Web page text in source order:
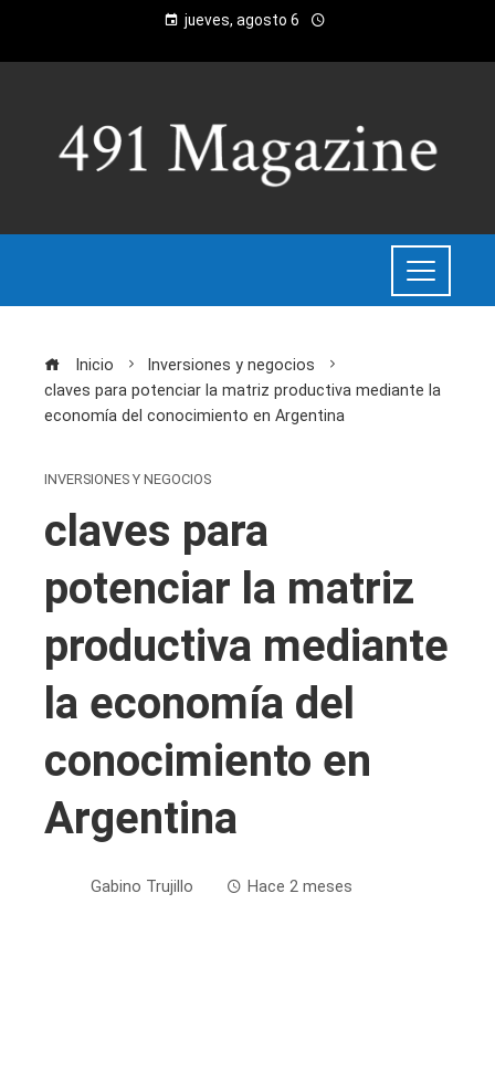
jueves, agosto 6
Inicio
Inversiones y negocios
claves para potenciar la matriz productiva mediante la
economía del conocimiento en Argentina
INVERSIONES Y NEGOCIOS
claves para
potenciar la matriz
productiva mediante
la economía del
conocimiento en
Argentina
Gabino Trujillo Hace 2 meses